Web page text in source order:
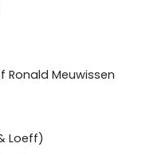
Ronald Meuwissen
Loeff)